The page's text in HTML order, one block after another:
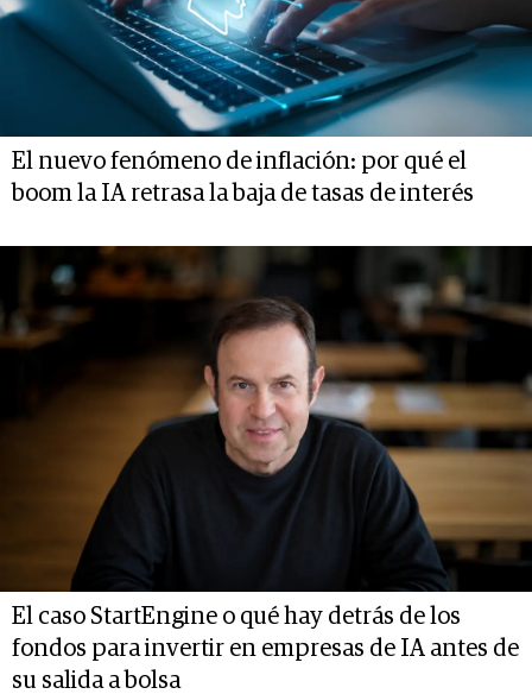
El nuevo fenómeno de inflación: por qué el
boom la IA retrasa la baja de tasas de interés
El caso StartEngine o qué hay detrás de los
fondos para invertir en empresas de IA antes de
su salida a bolsa